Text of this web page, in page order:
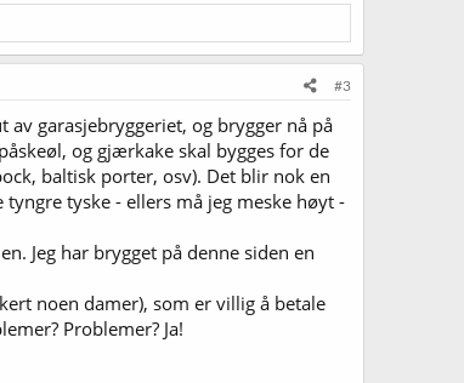
#3
garasjebryggeriet, og brygger nå på
og gjærkake skal bygges for de
baltisk porter, osv). Det blir nok en
tyske - ellers må jeg meske høyt -
Jeg har brygget på denne siden en
noen damer), som er villig å betale
Problemer? Ja!